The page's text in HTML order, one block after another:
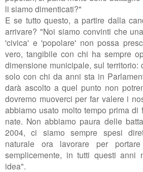
li siamo dimenticati?"
E se tutto questo, a partire dalla
arrivare? "Noi siamo convinti che
'civica' e 'popolare' non possa
vero, tangibile con chi ha sempre
dimensione municipale, sul territorio:
solo con chi da anni sta in
darà ascolto a quel punto non
dovremo muoverci per far valere i
abbiamo usato molto tempo prima di
nate. Non abbiamo paura delle
2004, ci siamo sempre spesi
naturale ora lavorare per
semplicemente, in tutti questi anni
idea".